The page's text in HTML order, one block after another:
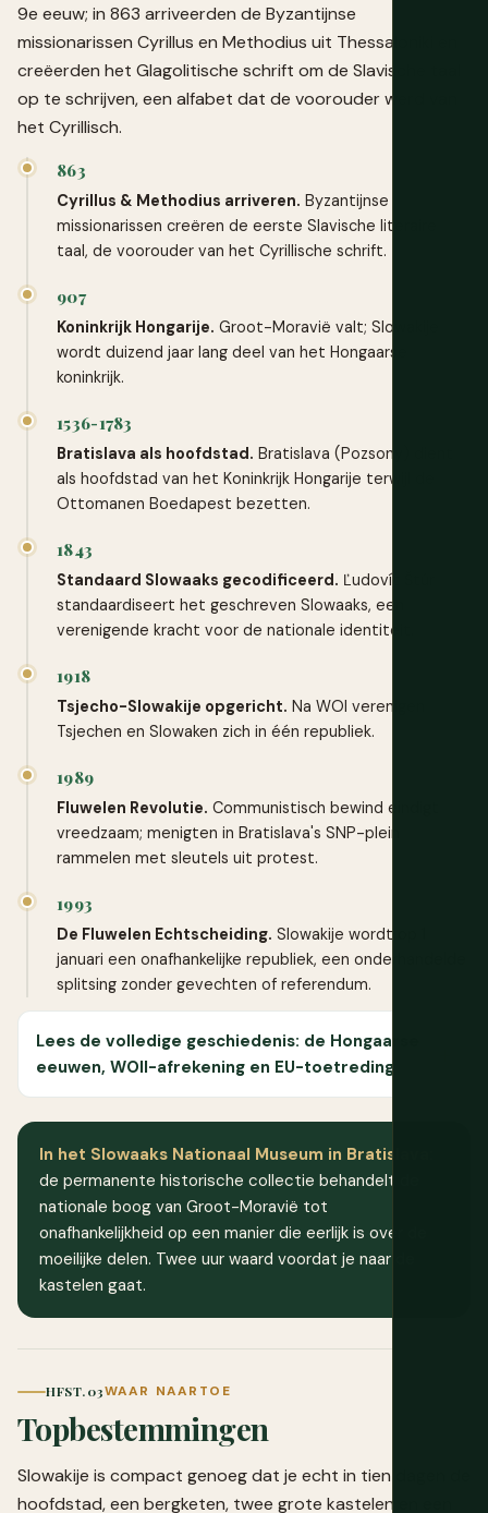
9e eeuw; in 863 arriveerden de Byzantijnse
missionarissen Cyrillus en Methodius uit Thessaloniki en
creëerden het Glagolitische schrift om de Slavische taal
op te schrijven, een alfabet dat de voorouder werd van
het Cyrillisch.
863
Cyrillus & Methodius arriveren. Byzantijnse
missionarissen creëren de eerste Slavische literaire
taal, de voorouder van het Cyrillische schrift.
907
Koninkrijk Hongarije. Groot-Moravië valt; Slowakije
wordt duizend jaar lang deel van het Hongaarse
koninkrijk.
1536-1783
Bratislava als hoofdstad. Bratislava (Pozsony) dient
als hoofdstad van het Koninkrijk Hongarije terwijl de
Ottomanen Boedapest bezetten.
1843
Standaard Slowaaks gecodificeerd. Ľudovít Štúr
standaardiseert het geschreven Slowaaks, een
verenigende kracht voor de nationale identiteit.
1918
Tsjecho-Slowakije opgericht. Na WOI verenigen
Tsjechen en Slowaken zich in één republiek.
1989
Fluwelen Revolutie. Communistisch bewind eindigt
vreedzaam; menigten in Bratislava's SNP-plein
rammelen met sleutels uit protest.
1993
De Fluwelen Echtscheiding. Slowakije wordt op 1
januari een onafhankelijke republiek, een onderhandelde
splitsing zonder gevechten of referendum.
Lees de volledige geschiedenis: de Hongaarse
eeuwen, WOII-afrekening en EU-toetreding
In het Slowaaks Nationaal Museum in Bratislava:
de permanente historische collectie behandelt de
nationale boog van Groot-Moravië tot
onafhankelijkheid op een manier die eerlijk is over de
moeilijke delen. Twee uur waard voordat je naar de
kastelen gaat.
HFST. 03WAAR NAARTOE
Topbestemmingen
Slowakije is compact genoeg dat je echt in tien dagen de
hoofdstad, een bergketen, twee grote kastelen en een